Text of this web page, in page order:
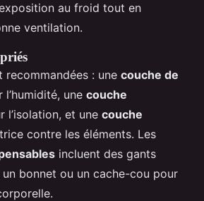
au froid tout en
ventilation.
recommandées : une couche de
l’humidité, une couche
l’isolation, et une couche
contre les éléments. Les
incluent des gants
bonnet ou un cache-cou pour